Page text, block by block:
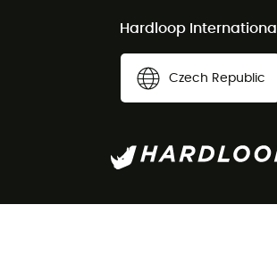
Hardloop International
Czech Republic